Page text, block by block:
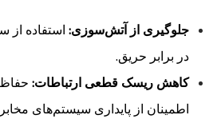
جلوگیری از آتش‌سوزی: استفاده از
در برابر حریق.
کاهش ریسک قطعی ارتباطات:
اطمینان از پایداری سیستم‌های